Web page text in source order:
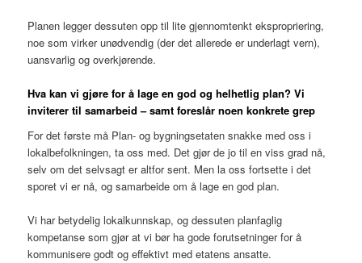
Planen legger dessuten opp til lite gjennomtenkt ekspropriering,
noe som virker unødvendig (der det allerede er underlagt vern),
uansvarlig og overkjørende.
Hva kan vi gjøre for å lage en god og helhetlig plan? Vi
inviterer til samarbeid – samt foreslår noen konkrete grep
For det første må Plan- og bygningsetaten snakke med oss i
lokalbefolkningen, ta oss med. Det gjør de jo til en viss grad nå,
selv om det selvsagt er altfor sent. Men la oss fortsette i det
sporet vi er nå, og samarbeide om å lage en god plan.
Vi har betydelig lokalkunnskap, og dessuten planfaglig
kompetanse som gjør at vi bør ha gode forutsetninger for å
kommunisere godt og effektivt med etatens ansatte.